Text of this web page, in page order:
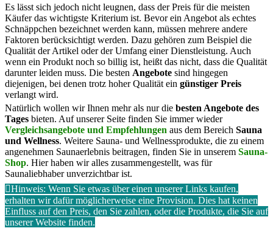
Es lässt sich jedoch nicht leugnen, dass der Preis für die meisten
Käufer das wichtigste Kriterium ist. Bevor ein Angebot als echtes
Schnäppchen bezeichnet werden kann, müssen mehrere andere
Faktoren berücksichtigt werden. Dazu gehören zum Beispiel die
Qualität der Artikel oder der Umfang einer Dienstleistung. Auch
wenn ein Produkt noch so billig ist, heißt das nicht, dass die Qualität
darunter leiden muss. Die besten Angebote sind hingegen
diejenigen, bei denen trotz hoher Qualität ein günstiger Preis
verlangt wird.
Natürlich wollen wir Ihnen mehr als nur die besten Angebote des
Tages bieten. Auf unserer Seite finden Sie immer wieder
Vergleichsangebote und Empfehlungen aus dem Bereich Sauna
und Wellness. Weitere Sauna- und Wellnessprodukte, die zu einem
angenehmen Saunaerlebnis beitragen, finden Sie in unserem Sauna-
Shop. Hier haben wir alles zusammengestellt, was für
Saunaliebhaber unverzichtbar ist.
Hinweis: Wenn Sie etwas über einen unserer Links kaufen,
erhalten wir dafür möglicherweise eine Provision. Dies hat keinen
Einfluss auf den Preis, den Sie zahlen, oder die Produkte, die Sie auf
unserer Website finden.